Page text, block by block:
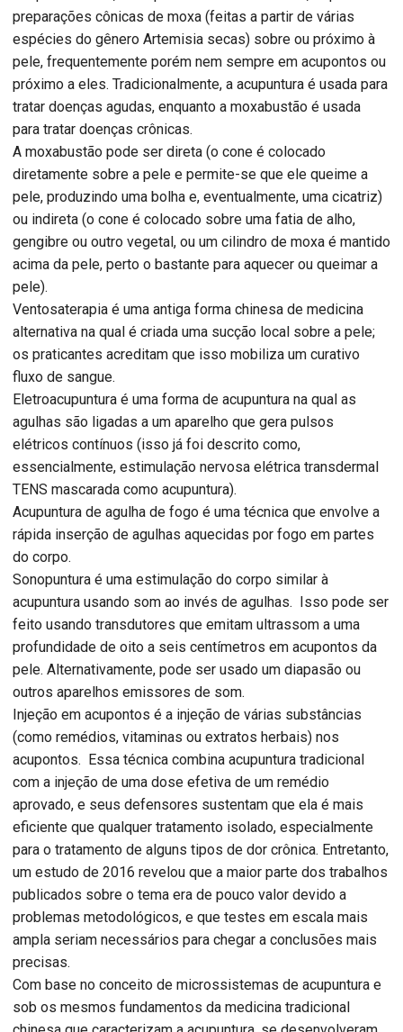
preparações cônicas de moxa (feitas a partir de várias
espécies do gênero Artemisia secas) sobre ou próximo à
pele, frequentemente porém nem sempre em acupontos ou
próximo a eles. Tradicionalmente, a acupuntura é usada para
tratar doenças agudas, enquanto a moxabustão é usada
para tratar doenças crônicas.
A moxabustão pode ser direta (o cone é colocado
diretamente sobre a pele e permite-se que ele queime a
pele, produzindo uma bolha e, eventualmente, uma cicatriz)
ou indireta (o cone é colocado sobre uma fatia de alho,
gengibre ou outro vegetal, ou um cilindro de moxa é mantido
acima da pele, perto o bastante para aquecer ou queimar a
pele).
Ventosaterapia é uma antiga forma chinesa de medicina
alternativa na qual é criada uma sucção local sobre a pele;
os praticantes acreditam que isso mobiliza um curativo
fluxo de sangue.
Eletroacupuntura é uma forma de acupuntura na qual as
agulhas são ligadas a um aparelho que gera pulsos
elétricos contínuos (isso já foi descrito como,
essencialmente, estimulação nervosa elétrica transdermal
TENS mascarada como acupuntura).
Acupuntura de agulha de fogo é uma técnica que envolve a
rápida inserção de agulhas aquecidas por fogo em partes
do corpo.
Sonopuntura é uma estimulação do corpo similar à
acupuntura usando som ao invés de agulhas. Isso pode ser
feito usando transdutores que emitam ultrassom a uma
profundidade de oito a seis centímetros em acupontos da
pele. Alternativamente, pode ser usado um diapasão ou
outros aparelhos emissores de som.
Injeção em acupontos é a injeção de várias substâncias
(como remédios, vitaminas ou extratos herbais) nos
acupontos. Essa técnica combina acupuntura tradicional
com a injeção de uma dose efetiva de um remédio
aprovado, e seus defensores sustentam que ela é mais
eficiente que qualquer tratamento isolado, especialmente
para o tratamento de alguns tipos de dor crônica. Entretanto,
um estudo de 2016 revelou que a maior parte dos trabalhos
publicados sobre o tema era de pouco valor devido a
problemas metodológicos, e que testes em escala mais
ampla seriam necessários para chegar a conclusões mais
precisas.
Com base no conceito de microssistemas de acupuntura e
sob os mesmos fundamentos da medicina tradicional